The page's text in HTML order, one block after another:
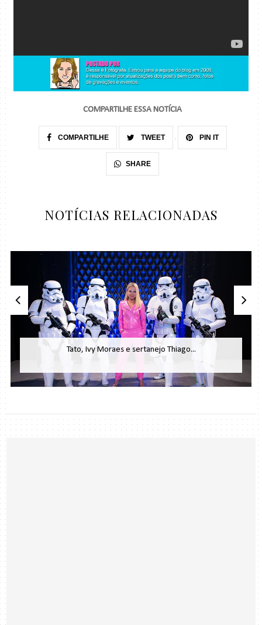
COMPARTILHE ESSA NOTÍCIA
COMPARTILHE TWEET PIN IT
SHARE
NOTÍCIAS RELACIONADAS
Tato, Ivy Moraes e sertanejo Thiago...